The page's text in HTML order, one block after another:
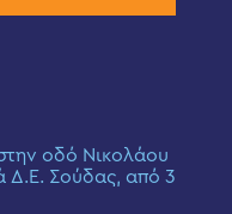
οδό Νικολάου
Δ.Ε. Σούδας, από 3